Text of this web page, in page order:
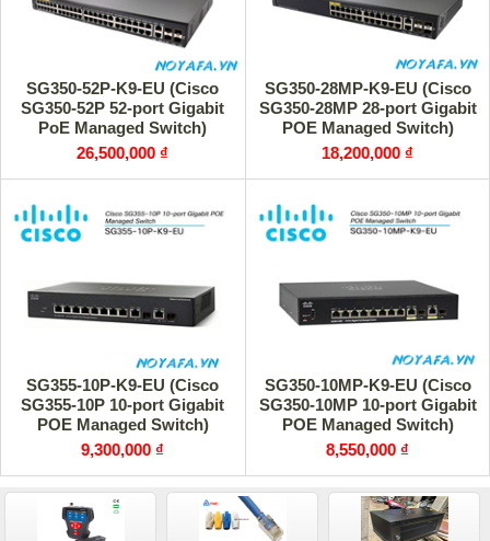
SG350-52P-K9-EU (Cisco
SG350-52P 52-port Gigabit
PoE Managed Switch)
26,500,000 ₫
SG350-28MP-K9-EU (Cisco
SG350-28MP 28-port Gigabit
POE Managed Switch)
18,200,000 ₫
SG355-10P-K9-EU (Cisco
SG355-10P 10-port Gigabit
POE Managed Switch)
9,300,000 ₫
SG350-10MP-K9-EU (Cisco
SG350-10MP 10-port Gigabit
POE Managed Switch)
8,550,000 ₫